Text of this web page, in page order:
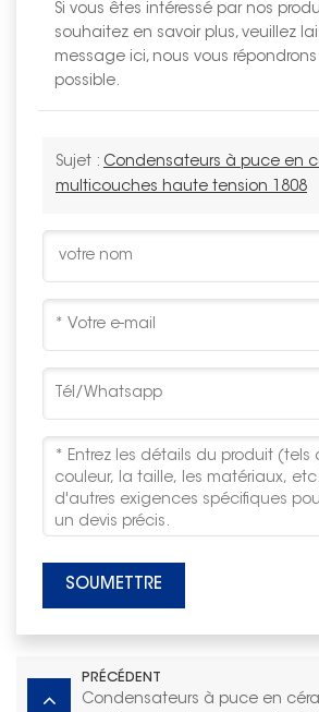
Si vous êtes intéressé par nos
souhaitez en savoir plus, veuillez
message ici, nous vous
possible.
Sujet : Condensateurs à puce en
multicouches haute tension 1808
SOUMETTRE
PRÉCÉDENT
Condensateurs à puce en